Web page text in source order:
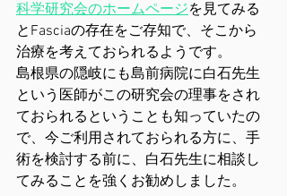
科学研究会のホームページを見てみる
とFasciaの存在をご存知で、そこから
治療を考えておられるようです。
島根県の隠岐にも島前病院に白石先生
という医師がこの研究会の理事をされ
ておられるということも知っていたの
で、今ご利用されておられる方に、手
術を検討する前に、白石先生に相談し
てみることを強くお勧めしました。